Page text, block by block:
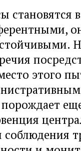
становятся
этого